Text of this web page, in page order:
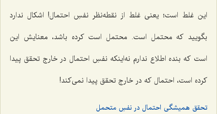
این غلط است؛ یعنی غلط از نقطه‌نظر نفسِ احتمال! اشکال ندارد
بگویید که محتمل است. محتمل است کرده باشد، معنایش این
است که بنده اطلاع ندارم نه‌اینکه نفسِ احتمال در خارج تحقق پیدا
کرده است، احتمال که در خارج تحقق پیدا نمی‌کند!
تحقق همیشگی احتمال در نفسِ متحمل